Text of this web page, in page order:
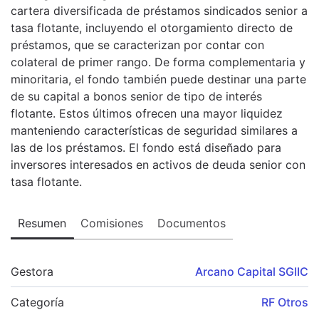
cartera diversificada de préstamos sindicados senior a
tasa flotante, incluyendo el otorgamiento directo de
préstamos, que se caracterizan por contar con
colateral de primer rango. De forma complementaria y
minoritaria, el fondo también puede destinar una parte
de su capital a bonos senior de tipo de interés
flotante. Estos últimos ofrecen una mayor liquidez
manteniendo características de seguridad similares a
las de los préstamos. El fondo está diseñado para
inversores interesados en activos de deuda senior con
tasa flotante.
Resumen Comisiones Documentos
Gestora Arcano Capital SGIIC
Categoría RF Otros